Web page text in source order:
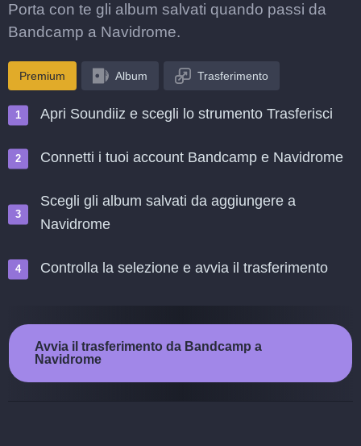
Porta con te gli album salvati quando passi da
Bandcamp a Navidrome.
Premium Album Trasferimento
Apri Soundiiz e scegli lo strumento Trasferisci
Connetti i tuoi account Bandcamp e Navidrome
Scegli gli album salvati da aggiungere a
Navidrome
Controlla la selezione e avvia il trasferimento
Avvia il trasferimento da Bandcamp a
Navidrome